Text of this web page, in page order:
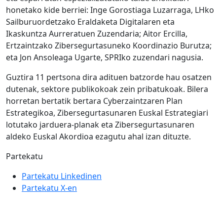
honetako kide berriei: Inge Gorostiaga Luzarraga, LHko
Sailburuordetzako Eraldaketa Digitalaren eta
Ikaskuntza Aurreratuen Zuzendaria; Aitor Ercilla,
Ertzaintzako Zibersegurtasuneko Koordinazio Burutza;
eta Jon Ansoleaga Ugarte, SPRIko zuzendari nagusia.
Guztira 11 pertsona dira adituen batzorde hau osatzen
dutenak, sektore publikokoak zein pribatukoak. Bilera
horretan bertatik bertara Cyberzaintzaren Plan
Estrategikoa, Zibersegurtasunaren Euskal Estrategiari
lotutako jarduera-planak eta Zibersegurtasunaren
aldeko Euskal Akordioa ezagutu ahal izan dituzte.
Partekatu
Partekatu Linkedinen
Partekatu X-en